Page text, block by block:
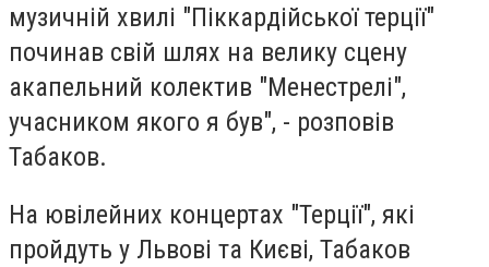
музичній хвилі "Піккардійської терції"
починав свій шлях на велику сцену
акапельний колектив "Менестрелі",
учасником якого я був", - розповів
Табаков.
На ювілейних концертах "Терції", які
пройдуть у Львові та Києві, Табаков